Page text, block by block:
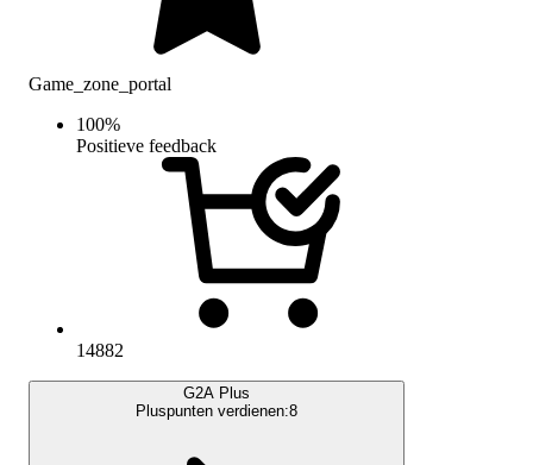
Game_zone_portal
100%
Positieve feedback
14882
G2A Plus
Pluspunten verdienen:8